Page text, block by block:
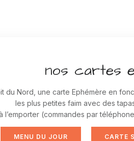
nos cartes
Nord, une carte Ephémère en
les plus petites faim avec des
(commandes par
MENU DU JOUR CARTE